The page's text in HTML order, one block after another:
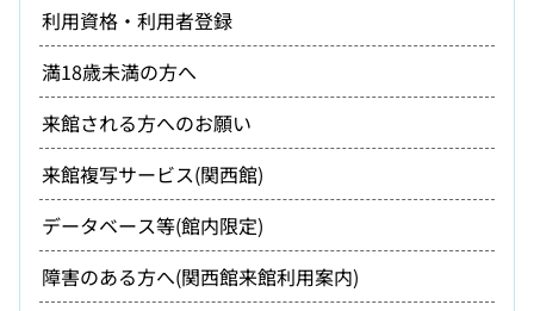
利用資格・利用者登録
満18歳未満の方へ
来館される方へのお願い
来館複写サービス(関西館)
データベース等(館内限定)
障害のある方へ(関西館来館利用案内)